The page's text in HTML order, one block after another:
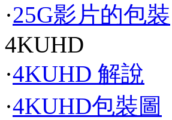
·25G影片的包裝
4KUHD
·4KUHD 解說
·4KUHD包裝圖